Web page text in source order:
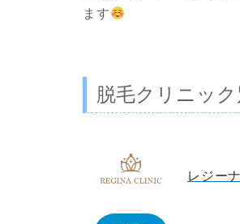
ます
脱毛クリニッ
レジー